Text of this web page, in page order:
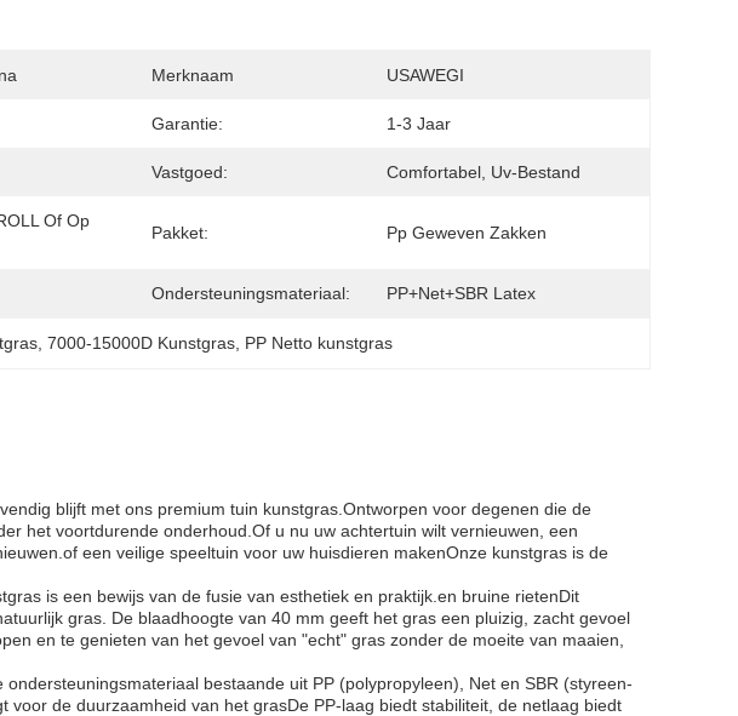
Merknaam USAWEGI
Garantie: 1-3 Jaar
Vastgoed: Comfortabel, Uv-Bestand
Of Op
Pakket: Pp Geweven Zakken
Ondersteuningsmateriaal: PP+Net+SBR Latex
, 7000-15000D Kunstgras PP Netto kunstgras
blijft met ons premium tuin kunstgras.Ontworpen voor degenen die de
het voortdurende onderhoud.Of u nu uw achtertuin wilt vernieuwen, een
een veilige speeltuin voor uw huisdieren makenOnze kunstgras is de
is een bewijs van de fusie van esthetiek en praktijk.en bruine rietenDit
gras. De blaadhoogte van 40 mm geeft het gras een pluizig, zacht gevoel
en te genieten van het gevoel van "echt" gras zonder de moeite van maaien,
bestaande uit PP (polypropyleen), Net en SBR (styreen-
voor de duurzaamheid van het grasDe PP-laag biedt stabiliteit, de netlaag biedt